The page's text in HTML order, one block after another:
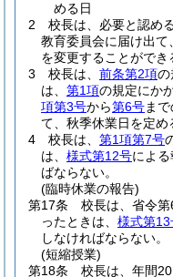
める日
2
校長は、必要と認め
教育委員会に届け出て、
を変更することができ
3
校長は、 前条第2項の
は、 第1項の規定にか
項第3号から第6号ま
て、秋季休業日を定め
4
校長は、 第1項第7号
は、 様式第12号によ
ばならない。
(臨時休業の報告)
第17条
校長は、省令
ったときは、 様式第13
しなければならない。
(短縮授業)
第18条
校長は、年間